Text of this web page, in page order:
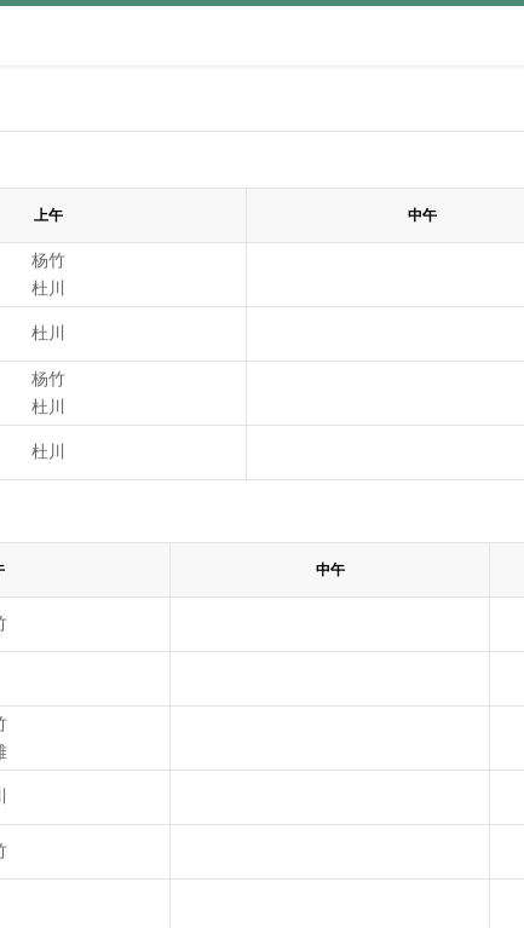
上午 中午
杨竹
杜川
杜川
杨竹
杜川
杜川
中午